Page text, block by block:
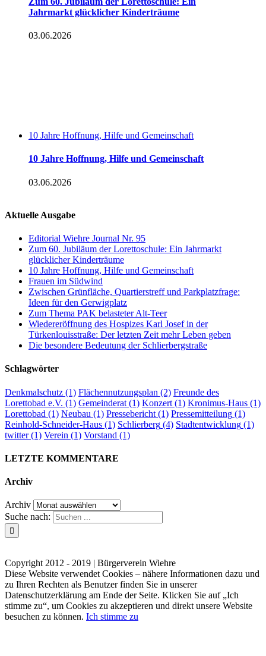
Jahrmarkt glücklicher Kinderträume
03.06.2026
10 Jahre Hoffnung, Hilfe und Gemeinschaft
10 Jahre Hoffnung, Hilfe und Gemeinschaft
03.06.2026
Aktuelle Ausgabe
Editorial Wiehre Journal Nr. 95
Zum 60. Jubiläum der Lorettoschule: Ein Jahrmarkt
glücklicher Kinderträume
10 Jahre Hoffnung, Hilfe und Gemeinschaft
Frauen im Südwind
Zwischen Grünfläche, Quartierstreff und Parkplatzfrage:
Ideen für den Gerwigplatz
Zum Thema PAK belasteter Alt-Teer
Wiedereröffnung des Hospizes Karl Josef in der
Türkenlouisstraße: Der letzten Zeit mehr Leben geben
Die besondere Bedeutung der Schlierbergstraße
Schlagwörter
Denkmalschutz (1) Flächennutzungsplan (2) Freunde des
Lorettobad e.V. (1) Gemeinderat (1) Konzert (1) Kronimus-Haus (1)
Lorettobad (1) Neubau (1) Pressebericht (1) Pressemitteilung (1)
Reinhold-Schneider-Haus (1) Schlierberg (4) Stadtentwicklung (1)
twitter(1) Verein (1) Vorstand (1)
LETZTE KOMMENTARE
Archiv
Archiv
Suche nach:
Copyright 2012 - 2019 | Bürgerverein Wiehre
Diese Website verwendet Cookies – nähere Informationen dazu und
zu Ihren Rechten als Benutzer finden Sie in unserer
Datenschutzerklärung am Ende der Seite. Klicken Sie auf „Ich
stimme zu“, um Cookies zu akzeptieren und direkt unsere Website
besuchen zu können. Ich stimme zu